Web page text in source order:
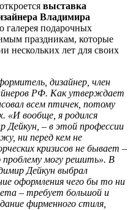
откроется выставка
Владимира
галерея подарочных
праздникам, которые
нескольких лет для своих
дизайнер, член
РФ. Как утверждает
всем птичек, потому
«И вообще, я родился
Дейкун, – в этой профессии
ни перед кем не
кризисов не бывает –
могу решить». В
Дейкун выбрал
оформления чего бы то ни
– требует большой и
фирменного стиля,